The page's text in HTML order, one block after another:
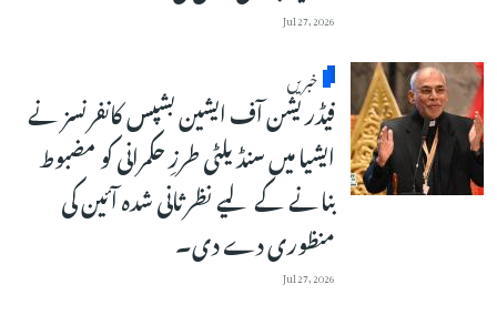
Jul 27, 2026
خبریں
فیڈریشن آف ایشین بشپس کانفرنسز نے
ایشیا میں سنڈیلٹی طرزِ حکمرانی کو مضبوط
بنانے کے لیے نظرثانی شدہ آئین کی
منظوری دے دی۔
Jul 27, 2026